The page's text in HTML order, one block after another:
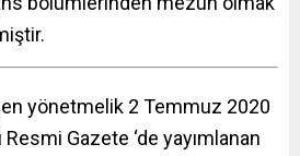
yönetmelik 2 Temmuz 2020
Gazete ‘de yayımlanan